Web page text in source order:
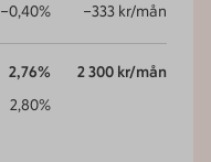
−0,40% −333 kr/mån
2,76% 2 300 kr/mån
2,80%